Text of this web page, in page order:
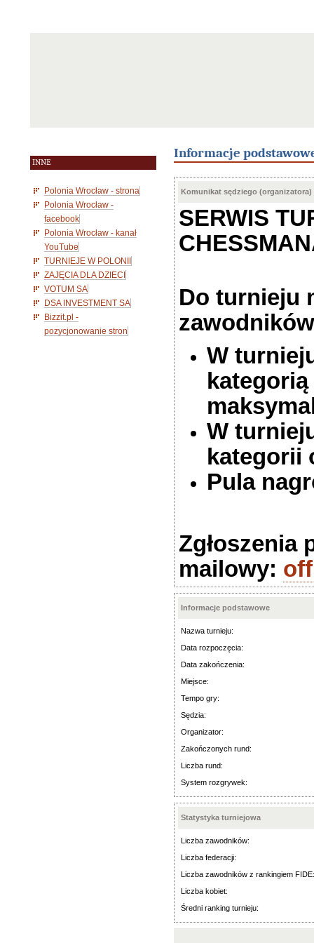
INNE
Polonia Wrocław - strona
Polonia Wrocław -
facebook
Polonia Wrocław - kanał
YouTube
TURNIEJE W POLONII
ZAJĘCIA DLA DZIECI
VOTUM SA
DSA INVESTMENT SA
Bizzit.pl -
pozycjonowanie stron
Informacje
Komunikat sędziego (organizatora)
SERWIS
Do turnieju
W
W
kategorii
Pula
Zgłoszenia
mailowy:
Informacje podstawowe
Nazwa turnieju:
Data rozpoczęcia:
Data zakończenia:
Miejsce:
Tempo gry:
Sędzia:
Organizator:
Zakończonych rund:
Liczba rund:
System rozgrywek:
Statystyka turniejowa
Liczba zawodników:
Liczba federacji:
Liczba zawodników z rankingiem FIDE:
Liczba kobiet:
Średni ranking turnieju: